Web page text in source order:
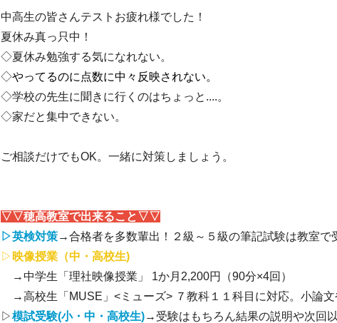
中高生の皆さんテストお疲れ様でした！
夏休み真っ只中！
◇夏休み勉強する気になれない。
◇やってるのに点数に中々反映されない。
◇学校の先生に聞きに行くのはちょっと....。
◇家だと集中できない。
ご相談だけでもOK。一緒に対策しましょう。
▽▽穂高教室で出来ること▽▽
▷英検対策→合格者を多数輩出！２級～５級の筆記試験は教室で
▷ 映像授業（中・高校生)
→中学生「理社映像授業」 1か月2,200円（90分×4回）
→高校生「MUSE」<ミューズ> ７教科１１科目に対応。小論文
▷模試受験(小・中・高校生)→受験はもちろん結果の説明や次回